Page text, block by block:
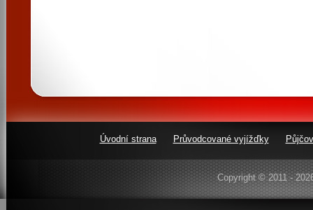
Úvodní strana Průvodcované vyjížďky
Copyright © 2011 -